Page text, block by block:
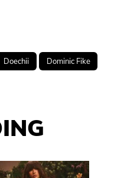
Doechii Dominic Fike